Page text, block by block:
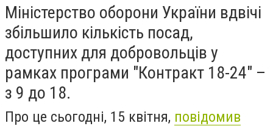
Міністерство оборони України вдвічі
збільшило кількість посад,
доступних для добровольців у
рамках програми "Контракт 18-24" –
з 9 до 18.
Про це сьогодні, 15 квітня, повідомив